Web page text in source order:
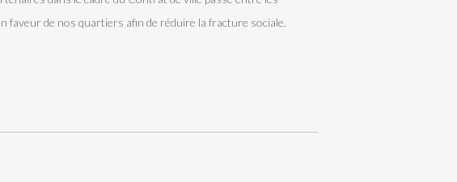
faveur de nos quartiers afin de réduire la fracture sociale.